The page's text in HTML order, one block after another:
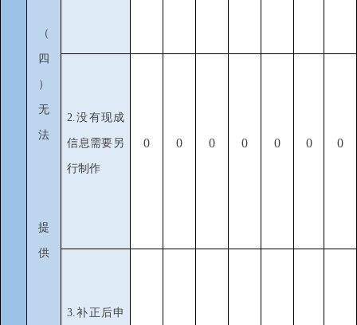
（
四
）
无
法
提
供
2.没有现成
信息需要另
行制作
0 0 0 0 0 0 0
3.补正后申